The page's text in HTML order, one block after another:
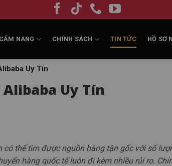
CẨM NANG CHÍNH SÁCH TIN TỨC HỒ SƠ
Uy Tín
Uy Tín
thể tìm được nguồn hàng tận gốc với số
hàng quốc tế luôn đi kèm nhiều rủi ro.